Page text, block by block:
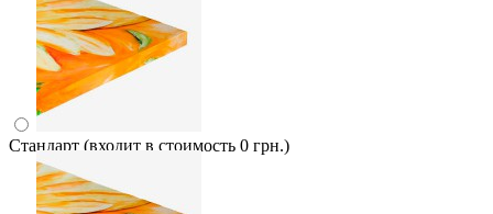
Стандарт (входит в стоимость 0 грн.)